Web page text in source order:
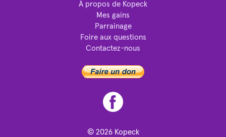
À propos de Kopeck
Mes gains
Parrainage
Foire aux questions
Contactez-nous
© 2026 Kopeck